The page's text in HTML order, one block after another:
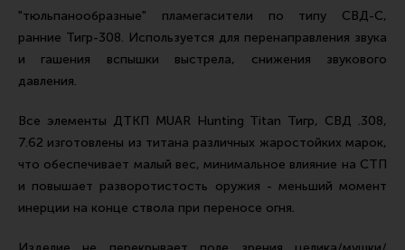
Перчатки
Разгрузочные системы и защита
Чехлы, рюкзаки, сумки
Фонари
Прочее снаряжение
"тюльпанообразные" пламегасители по типу СВД-С,
ранние Тигр-308. Используется для перенаправления звука
и гашения вспышки выстрела, снижения звукового
давления.
Все элементы ДТКП MUAR Hunting Titan Тигр, СВД .308,
7.62 изготовлены из титана различных жаростойких марок,
что обеспечивает малый вес, минимальное влияние на СТП
и повышает разворотистость оружия - меньший момент
инерции на конце ствола при переносе огня.